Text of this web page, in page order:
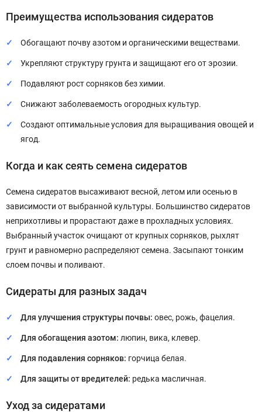
Преимущества использования сидератов
Обогащают почву азотом и органическими веществами.
Укрепляют структуру грунта и защищают его от эрозии.
Подавляют рост сорняков без химии.
Снижают заболеваемость огородных культур.
Создают оптимальные условия для выращивания овощей и
ягод.
Когда и как сеять семена сидератов
Семена сидератов высаживают весной, летом или осенью в
зависимости от выбранной культуры. Большинство сидератов
неприхотливы и прорастают даже в прохладных условиях.
Выбранный участок очищают от крупных сорняков, рыхлят
грунт и равномерно распределяют семена. Засыпают тонким
слоем почвы и поливают.
Сидераты для разных задач
Для улучшения структуры почвы: овес, рожь, фацелия.
Для обогащения азотом: люпин, вика, клевер.
Для подавления сорняков: горчица белая.
Для защиты от вредителей: редька масличная.
Уход за сидератами